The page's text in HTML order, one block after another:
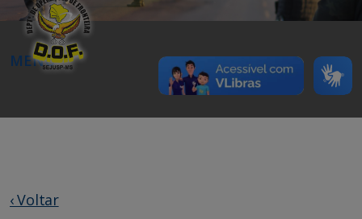
MENU
‹ Voltar